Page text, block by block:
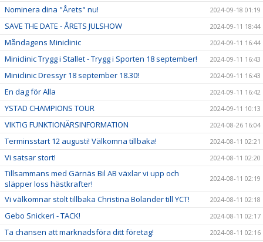
Nominera dina "Årets" nu! 2024-09-18 01:19
SAVE THE DATE - ÅRETS JULSHOW 2024-09-11 18:44
Måndagens Miniclinic 2024-09-11 16:44
Miniclinic Trygg i Stallet - Trygg i Sporten 18 september! 2024-09-11 16:43
Miniclinic Dressyr 18 september 18.30! 2024-09-11 16:43
En dag för Alla 2024-09-11 16:42
YSTAD CHAMPIONS TOUR 2024-09-11 10:13
VIKTIG FUNKTIONÄRSINFORMATION 2024-08-26 16:04
Terminsstart 12 augusti! Välkomna tillbaka! 2024-08-11 02:21
Vi satsar stort! 2024-08-11 02:20
Tillsammans med Gärnäs Bil AB växlar vi upp och
släpper loss hästkrafter!
2024-08-11 02:19
Vi välkomnar stolt tillbaka Christina Bolander till YCT! 2024-08-11 02:18
Gebo Snickeri - TACK! 2024-08-11 02:17
Ta chansen att marknadsföra ditt företag! 2024-08-11 02:16